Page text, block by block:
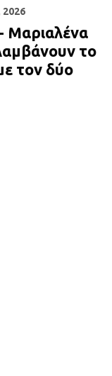
2026
Μαριαλένα
το
τον δύο